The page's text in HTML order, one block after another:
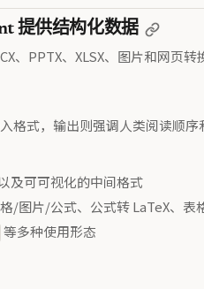
提供结构化数据
PPTX、XLSX、图片和网页
式，输出则强调人类阅读顺序
及可可视化的中间格式
图片/公式、公式转 LaTeX、表
等多种使用形态